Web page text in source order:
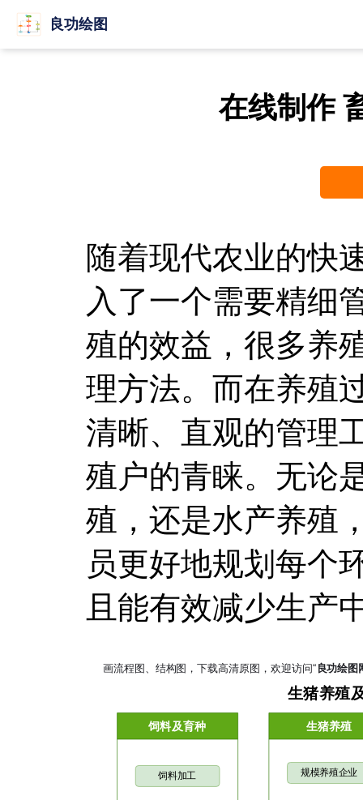
良功绘图
在线制作
随着现代农业的快
入了一个需要精细
殖的效益，很多养
理方法。而在养殖
清晰、直观的管理
殖户的青睐。无论
殖，还是水产养殖
员更好地规划每个
且能有效减少生产